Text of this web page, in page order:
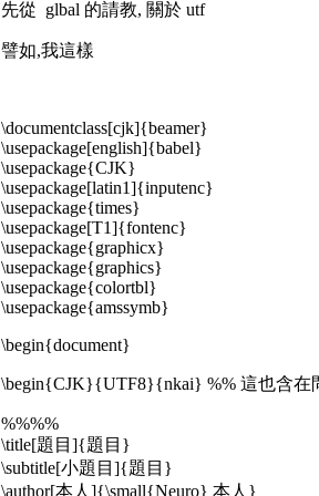
先從 glbal 的請教, 關於 utf
譬如,我這樣
\documentclass[cjk]{beamer}
\usepackage[english]{babel}
\usepackage{CJK}
\usepackage[latin1]{inputenc}
\usepackage{times}
\usepackage[T1]{fontenc}
\usepackage{graphicx}
\usepackage{graphics}
\usepackage{colortbl}
\usepackage{amssymb}
\begin{document}
\begin{CJK}{UTF8}{nkai} %% 這也含在
%%%%
\title[題目]{題目}
\subtitle[小題目]{題目}
\author[本人]{\small{Neuro} 本人}